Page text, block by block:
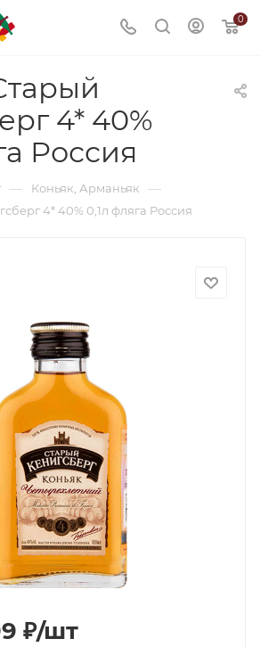
0
4* 40%
Россия
— Коньяк, Арманьяк —
4* 40% 0,1л фляга Россия
₽/шт